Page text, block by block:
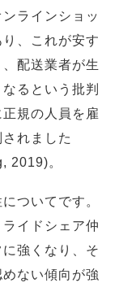
ラインショッ
、これが安す
配送業者が生
るという批判
規の人員を雇
れました
2019)。
ついてです。
イドシェア仲
強くなり、そ
ない傾向が強